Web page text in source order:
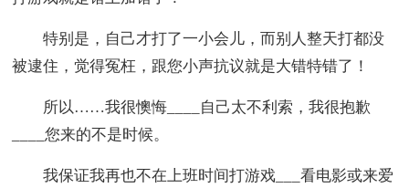
特别是，自己才打了一小会儿，而别人整天打都没
被逮住，觉得冤枉，跟您小声抗议就是大错特错了！
所以……我很懊悔____自己太不利索，我很抱歉
____您来的不是时候。
我保证我再也不在上班时间打游戏___看电影或来爱